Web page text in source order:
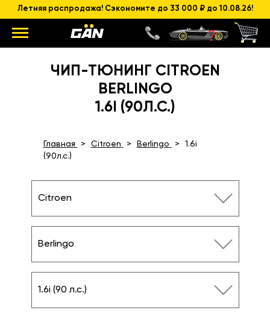
Летняя распродажа! Сэкономите до 33 000 ₽ до 10.08.26!
ЧИП-ТЮНИНГ CITROEN
BERLINGO
1.6I (90Л.С.)
Главная Citroen Berlingo
1.6i
(90л.с.)
Citroen
Berlingo
1.6i (90 л.с.)